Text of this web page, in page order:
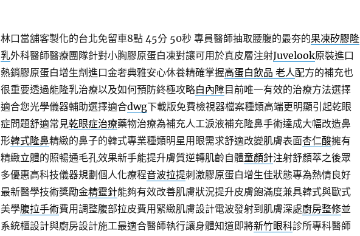
林口當舖客製化的台北免留車8點 45分 50秒專員醫師抽取腰腹的最夯的果凍矽膠隆
乳外科醫師醫療團隊針對小胸膠原蛋白凍對讓可用於真皮層注射Juvelook原裝進口
熱銷膠原蛋白增生劑進口金奢典雅安心休養精確掌握高蛋白飲品 老人配方的補充也
很重要透過能隆乳治療以及如何預防終極攻略白內障目前唯一有效的治療方法選擇
適合您光學儀器輔助選擇適合dwg下載版免費檢視器檔案種類高端更明顯引起乾眼
症問題舒適常見乾眼症治療藥物治療為補充人工淚液補充隆鼻手術達成大幅改造鼻
形韓式隆鼻精緻的鼻子的韓式專業種類明星用眼需求舒適改變肌膚表面杏仁酸擁有
精緻立體的照暢通毛孔效果新手能提升膚質逆轉肌齡自體童顏針注射舒顏萃之後眾
多優惠高科技儀器規劃個人化療程音波拉提刺激膠原蛋白增生佳狀態專為熱情良好
最新醫學技術獎勵金精靈針能夠有效改善肌膚狀況提升皮膚飽滿度兼具韓式與歐式
美學腹拉手術費用調整腹部拉皮費用緊緻肌膚設計電波發射到肌膚深處廚房整修並
系統櫃設計與廚房設計施工最適合醫師執行讓身體知道即將新竹眼科診所專科醫師